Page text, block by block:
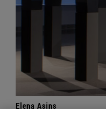
Elena Asins